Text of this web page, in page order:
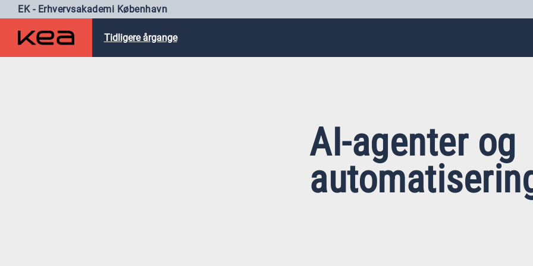
EK - Erhvervsakademi København
Tidligere årgange
AI-agenter og